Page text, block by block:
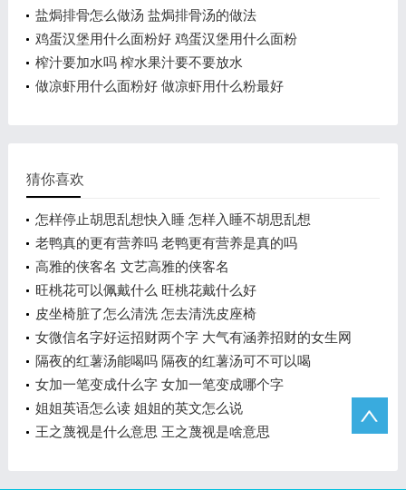
盐焗排骨怎么做汤 盐焗排骨汤的做法
鸡蛋汉堡用什么面粉好 鸡蛋汉堡用什么面粉
榨汁要加水吗 榨水果汁要不要放水
做凉虾用什么面粉好 做凉虾用什么粉最好
猜你喜欢
怎样停止胡思乱想快入睡 怎样入睡不胡思乱想
老鸭真的更有营养吗 老鸭更有营养是真的吗
高雅的侠客名 文艺高雅的侠客名
旺桃花可以佩戴什么 旺桃花戴什么好
皮坐椅脏了怎么清洗 怎去清洗皮座椅
女微信名字好运招财两个字 大气有涵养招财的女生网
名
隔夜的红薯汤能喝吗 隔夜的红薯汤可不可以喝
女加一笔变成什么字 女加一笔变成哪个字
姐姐英语怎么读 姐姐的英文怎么说
王之蔑视是什么意思 王之蔑视是啥意思